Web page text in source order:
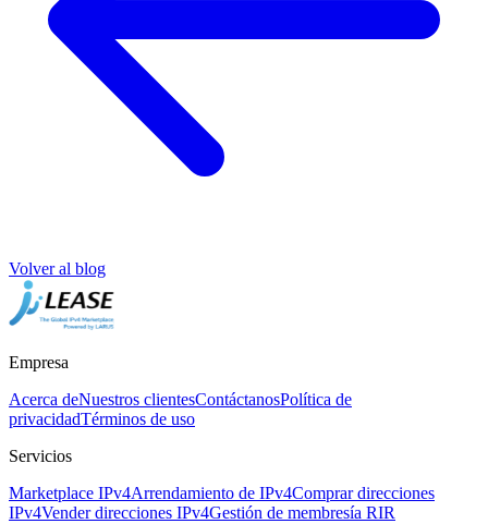
Volver al blog
Empresa
Acerca deNuestros clientesContáctanosPolítica de
privacidadTérminos de uso
Servicios
Marketplace IPv4Arrendamiento de IPv4Comprar direcciones
IPv4Vender direcciones IPv4Gestión de membresía RIR